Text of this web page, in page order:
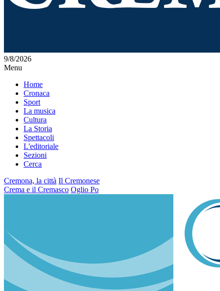
9/8/2026
Menu
Home
Cronaca
Sport
La musica
Cultura
La Storia
Spettacoli
L'editoriale
Sezioni
Cerca
Cremona, la città Il Cremonese
Crema e il Cremasco Oglio Po